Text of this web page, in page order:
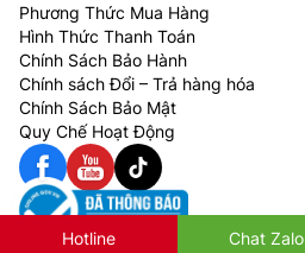
Phương Thức Mua Hàng
Hình Thức Thanh Toán
Chính Sách Bảo Hành
Chính sách Đổi – Trả hàng hóa
Chính Sách Bảo Mật
Quy Chế Hoạt Động
Hotline Chat Zalo